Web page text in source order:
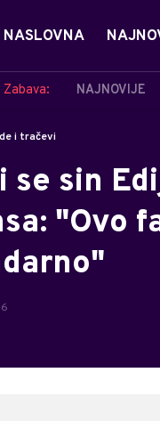
NASLOVNA
Zabava: NAJNOVIJE
i tračevi
se sin
"Ovo